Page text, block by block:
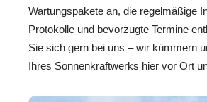
Wartungspakete an, die regelmäßige
Protokolle und bevorzugte Termine
Sie sich gern bei uns – wir kümmern
Ihres Sonnenkraftwerks hier vor Ort